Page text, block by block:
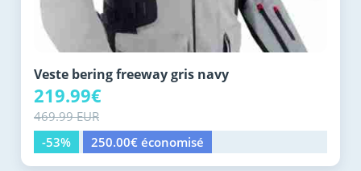
Veste bering freeway gris navy
219.99€
469.99 EUR
-53%
250.00€ économisé